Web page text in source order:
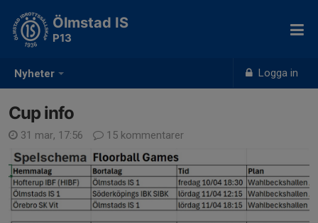
Nyheter Logga in
Ölmstad IS
P13
Cup info
31 mar, 17:56 15 kommentarer